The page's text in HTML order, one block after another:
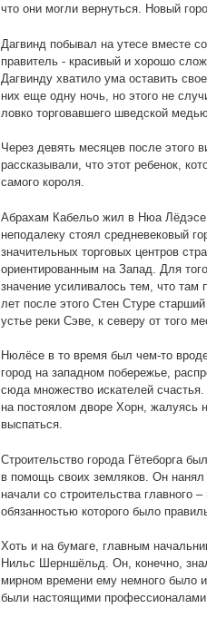
что они могли вернуться. Новый
Дагвинд побывал на утесе вместе
правитель - красивый и хорошо
Дагвинду хватило ума оставить
них еще одну ночь, но этого не
ловко торговавшего шведской
Через девять месяцев после этого
рассказывали, что этот ребенок,
самого короля.
Абрахам Кабельо жил в Нюа
неподалеку стоял средневековый
значительных торговых центров
ориентированным на Запад. Для
значение усиливалось тем, что там
лет после этого Стен Стуре
устье реки Сэве, к северу от того
Нюлёсе в то время был чем-то
город на западном побережье,
сюда множество искателей
на постоялом дворе Хорн, жалуясь
выспаться.
Строительство города Гётеборга
в помощь своих земляков. Он
начали со строительства главного
обязанностью которого было
Хоть и на бумаге, главным
Нильс Шерншёльд. Он, конечно,
мирном времени ему немного было
были настоящими